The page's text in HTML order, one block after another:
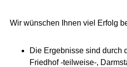
Wir wünschen Ihnen viel Erfolg
Die Ergebnisse sind durch
Friedhof -teilweise-,